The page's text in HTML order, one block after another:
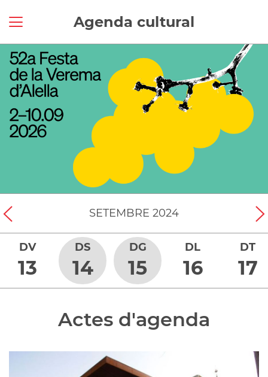
Agenda cultural
SETEMBRE 2024
DV
13
DS
14
DG
15
DL
16
DT
17
Actes d'agenda